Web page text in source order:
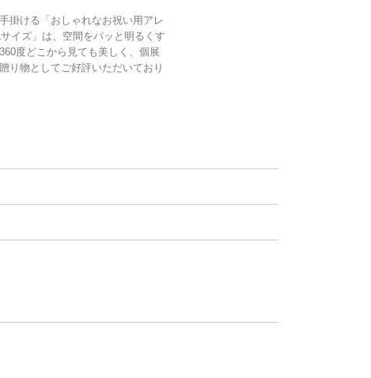
掛ける「おしゃれなお祝い用アレ
イズ」は、空間をパッと明るくす
度どこから見ても美しく、個展
り物としてご好評いただいており